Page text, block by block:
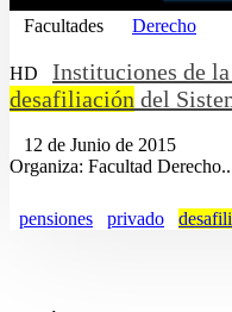
Facultades Derecho
HD
Instituciones de
desafiliación del
12 de Junio de 2015
Organiza: Facultad
pensiones privado